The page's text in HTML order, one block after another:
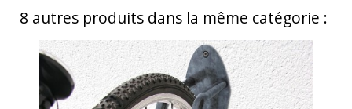
8 autres produits dans la même catégorie :